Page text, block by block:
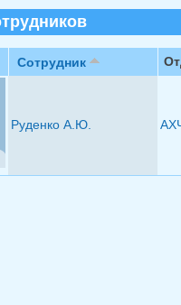
Сотрудник
Руденко А.Ю.